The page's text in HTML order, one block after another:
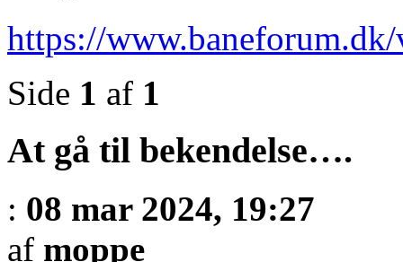
https://
Side 1 af 1
At gå til bekendelse….
: 08 mar 2024, 19:27
af moppe